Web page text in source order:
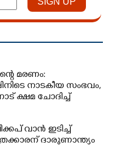
മരണം:
നാടകീയ സംഭവം,
ക്ഷമ ചോദിച്ച്
വാൻ ഇടിച്ച്
ദാരുണാന്ത്യം